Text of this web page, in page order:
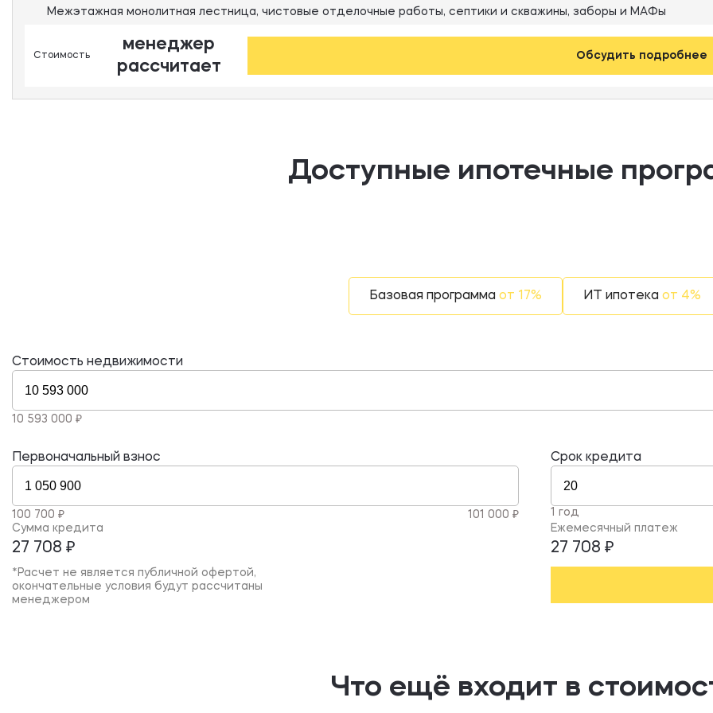
Межэтажная монолитная лестница, чистовые отделочные работы, септики и скважины, заборы и МАФы
Стоимость
менеджер
рассчитает
Обсудить подробнее
Доступные ипотечные
Базовая программа от 17% ИТ ипотека от 4%
Стоимость недвижимости
10 593 000 ₽
Первоначальный взнос
100 700 ₽ 101 000 ₽
Срок кредита
1 год
Сумма кредита
27 708 ₽
*Расчет не является публичной офертой,
окончательные условия будут рассчитаны
менеджером
Ежемесячный платеж
27 708 ₽
Что ещё входит в